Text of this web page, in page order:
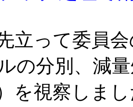
立って委員
の分別、減
を視察しま